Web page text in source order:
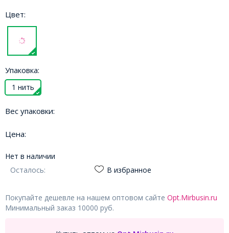
Цвет:
Упаковка:
1 нить
Вес упаковки:
Цена:
Нет в наличии
Осталось:
В избранное
Покупайте дешевле на нашем оптовом сайте Opt.Mirbusin.ru
Минимальный заказ 10000 руб.